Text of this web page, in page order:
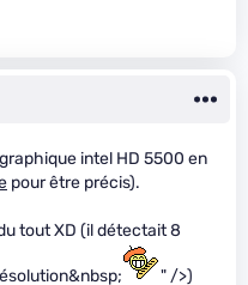
intel HD 5500 en
pour être précis).
tout XD (il détectait 8
" />)